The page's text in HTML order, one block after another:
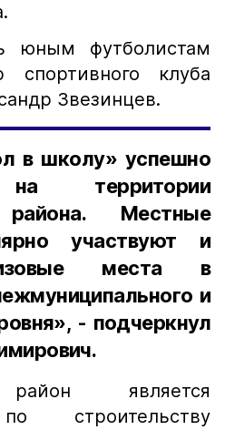
юным футболистам
спортивного клуба
Звезинцев.
в школу» успешно
на территории
района. Местные
участвуют и
места в
и
- подчеркнул
является
строительству